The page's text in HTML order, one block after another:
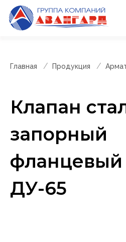
Главная Продукция
Клапан
запорный
фланцевый
ДУ-65